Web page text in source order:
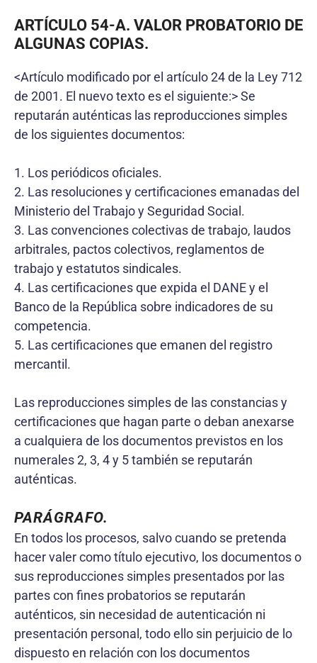
ARTÍCULO 54-A. VALOR PROBATORIO DE
ALGUNAS COPIAS.
<Artículo modificado por el artículo 24 de la Ley 712
de 2001. El nuevo texto es el siguiente:> Se
reputarán auténticas las reproducciones simples
de los siguientes documentos:
1. Los periódicos oficiales.
2. Las resoluciones y certificaciones emanadas del
Ministerio del Trabajo y Seguridad Social.
3. Las convenciones colectivas de trabajo, laudos
arbitrales, pactos colectivos, reglamentos de
trabajo y estatutos sindicales.
4. Las certificaciones que expida el DANE y el
Banco de la República sobre indicadores de su
competencia.
5. Las certificaciones que emanen del registro
mercantil.
Las reproducciones simples de las constancias y
certificaciones que hagan parte o deban anexarse
a cualquiera de los documentos previstos en los
numerales 2, 3, 4 y 5 también se reputarán
auténticas.
PARÁGRAFO.
En todos los procesos, salvo cuando se pretenda
hacer valer como título ejecutivo, los documentos o
sus reproducciones simples presentados por las
partes con fines probatorios se reputarán
auténticos, sin necesidad de autenticación ni
presentación personal, todo ello sin perjuicio de lo
dispuesto en relación con los documentos